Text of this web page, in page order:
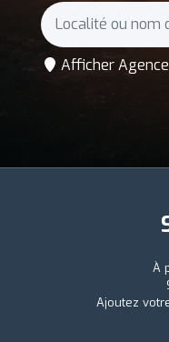
Afficher
À
Ajoutez